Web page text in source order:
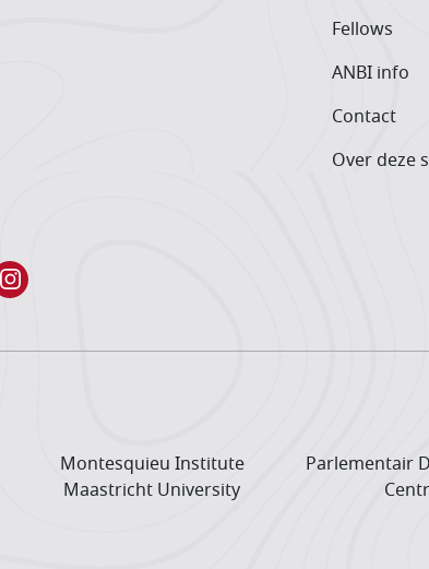
Fellows
ANBI info
Contact
Over deze
Montesquieu Institute
Maastricht University
Parlementair